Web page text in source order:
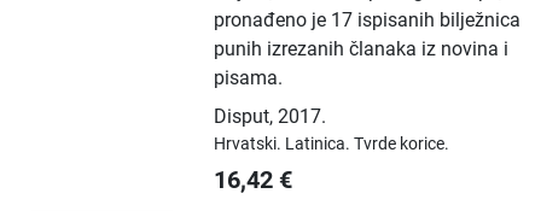
pronađeno je 17 ispisanih bilježnica
punih izrezanih članaka iz novina i
pisama.
Disput,2017.
Hrvatski. Latinica.Tvrde korice.
16,42 €